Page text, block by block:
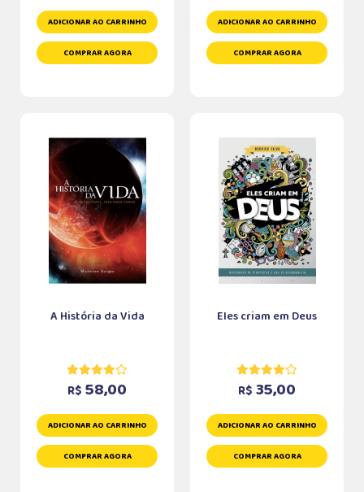
ADICIONAR AO CARRINHO
COMPRAR AGORA
ADICIONAR AO CARRINHO
COMPRAR AGORA
A História da Vida
R$ 58,00
ADICIONAR AO CARRINHO
COMPRAR AGORA
Eles criam em Deus
R$ 35,00
ADICIONAR AO CARRINHO
COMPRAR AGORA